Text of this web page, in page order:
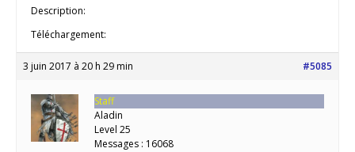
Description:
Téléchargement:
3 juin 2017 à 20 h 29 min #5085
Staff
Aladin
Level 25
Messages : 16068